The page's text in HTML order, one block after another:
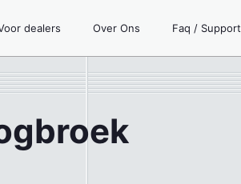
dealers Over Ons Faq / Support